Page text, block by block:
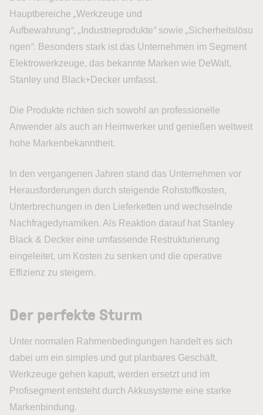
Hauptbereiche „Werkzeuge und
Aufbewahrung“, „ Industrieprodukte“sowie „Sicherheitslösu
ngen“. Besonders stark ist das Unternehmen im Segment
Elektrowerkzeuge, das bekannte Marken wie DeWalt,
Stanley und Black+Decker umfasst.
Die Produkte richten sich sowohl an professionelle
Anwender als auch an Heimwerker und genießen weltweit
hohe Markenbekanntheit.
In den vergangenen Jahren stand das Unternehmen vor
Herausforderungen durch steigende Rohstoffkosten,
Unterbrechungen in den Lieferketten und wechselnde
Nachfragedynamiken. Als Reaktion darauf hat Stanley
Black & Decker eine umfassende Restrukturierung
eingeleitet, um Kosten zu senken und die operative
Effizienz zu steigern.
Der perfekte Sturm
Unter normalen Rahmenbedingungen handelt es sich
dabei um ein simples und gut planbares Geschäft.
Werkzeuge gehen kaputt, werden ersetzt und im
Profisegment entsteht durch Akkusysteme eine starke
Markenbindung.